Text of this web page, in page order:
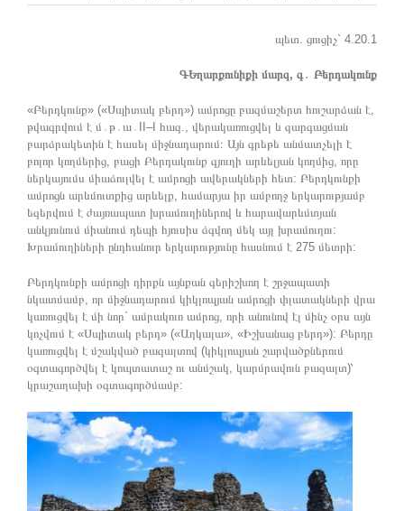
պետ. ցուցիչ` 4.20.1
ԳԵղարքունիքի մարզ, գ ․ Բերդակունք
«Բերդկունք» («Սպիտակ բերդ») ամրոցը բազմաշերտ հուշարձան է,
թվագրվում է մ․թ․ա․II–I հազ., վերակառուցվել և զարգացման
բարձրակետին է հասել միջնադարում։ Այն գրեթե անմատչելի է
բոլոր կողմերից, բացի Բերդակունք գյուղի արևելյան կողմից, որը
ներկայումս միաձուլվել է ամրոցի ավերակների հետ: Բերդկունքի
ամրոցն արևմուտքից արևելք, համարյա իր ամբողջ երկարությամբ
եզերվում է ժայռապատ խրամուղիներով և հարավարևմտյան
անկյունում միանում դեպի հյուսիս ձգվող մեկ այլ խրամուղու:
Խրամուղիների ընդհանուր երկարությունը հասնում է 275 մետրի:
Բերդկունքի ամրոցի դիրքն այնքան գերիշխող է շրջապատի
նկատմամբ, որ միջնադարում կիկլոպյան ամրոցի փլատակների վրա
կառուցվել է մի նոր` ամրակուռ ամրոց, որի անունով էլ մինչ օրս այն
կոչվում է «Սպիտակ բերդ» («Աղկալա», «Իշխանաց բերդ»): Բերդը
կառուցվել է մշակված բազալտով (կիկլոպյան շարվածքներում
օգտագործվել է կոպտատաշ ու անմշակ, կարմրավուն բազալտ)՝
կրաշաղախի օգտագործմամբ: